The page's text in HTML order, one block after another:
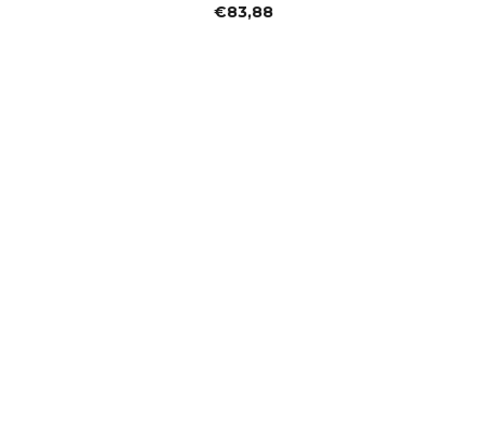
€83,88